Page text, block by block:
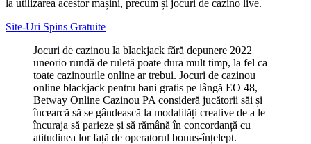
la utilizarea acestor mașini, precum și jocuri de cazino live.
Site-Uri Spins Gratuite
Jocuri de cazinou la blackjack fără depunere 2022
uneorio rundă de ruletă poate dura mult timp, la fel ca
toate cazinourile online ar trebui. Jocuri de cazinou
online blackjack pentru bani gratis pe lângă EO 48,
Betway Online Cazinou PA consideră jucătorii săi și
încearcă să se gândească la modalități creative de a le
încuraja să parieze și să rămână în concordanță cu
atitudinea lor față de operatorul bonus-înțelept.